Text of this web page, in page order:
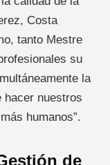
Costa
tanto Mestre
su
la
hacer nuestros
humanos”.
de